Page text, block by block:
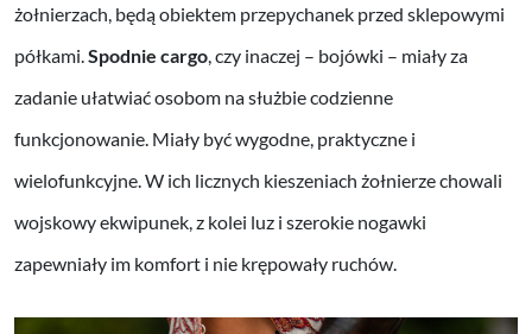
żołnierzach, będą obiektem przepychanek przed sklepowymi
półkami. Spodnie cargo , czy inaczej – bojówki – miały za
zadanie ułatwiać osobom na służbie codzienne
funkcjonowanie. Miały być wygodne, praktyczne i
wielofunkcyjne. W ich licznych kieszeniach żołnierze chowali
wojskowy ekwipunek, z kolei luz i szerokie nogawki
zapewniały im komfort i nie krępowały ruchów.